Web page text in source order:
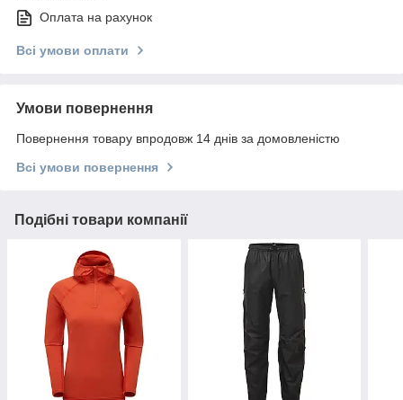
Оплата на рахунок
Всі умови оплати
Умови повернення
Повернення товару впродовж 14 днів за домовленістю
Всі умови повернення
Подібні товари компанії